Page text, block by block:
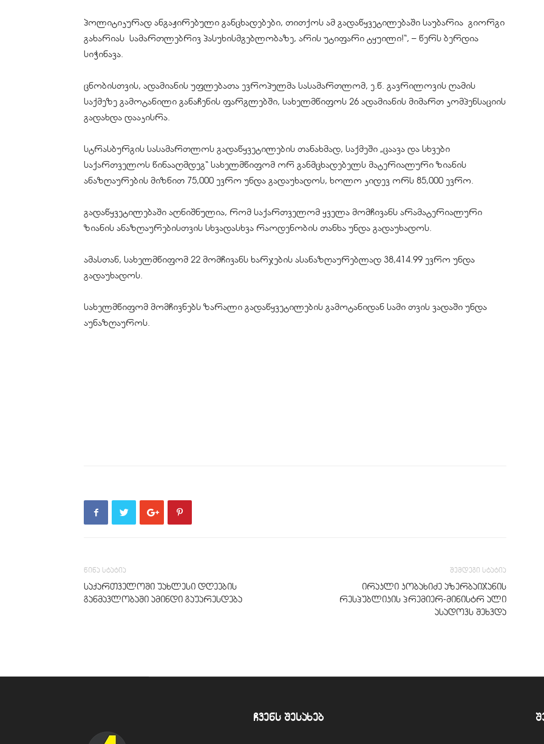
პოლიტიკურად ანგაჟირებული განცხადებები, თითქოს ამ გადაწყვეტილებაში საუბარია გიორგი
გახარიას სამართლებრივ პასუხისმგებლობაზე, არის უტიფარი ტყუილი!“, – წერს ბერდია
სიჭინავა.
ცნობისთვის, ადამიანის უფლებათა ევროპულმა სასამართლომ, ე.წ. გავრილოვის ღამის
საქმეზე გამოტანილი განაჩენის ფარგლებში, სახელმწიფოს 26 ადამიანის მიმართ კომპენსაციის
გადახდა დააკისრა.
სტრასბურგის სასამართლოს გადაწყვეტილების თანახმად, საქმეში „ცაავა და სხვები
საქართველოს წინააღმდეგ“ სახელმწიფომ ორ განმცხადებელს მატერიალური ზიანის
ანაზღაურების მიზნით 75,000 ევრო უნდა გადაუხადოს, ხოლო კიდევ ორს 85,000 ევრო.
გადაწყვეტილებაში აღნიშნულია, რომ საქართველომ ყველა მომჩივანს არამატერიალური
ზიანის ანაზღაურებისთვის სხვადასხვა რაოდენობის თანხა უნდა გადაუხადოს.
ამასთან, სახელმწიფომ 22 მომჩივანს ხარჯების ასანაზღაურებლად 38,414.99 ევრო უნდა
გადაუხადოს.
სახელმწიფომ მომჩივნებს ზარალი გადაწყვეტილების გამოტანიდან სამი თვის ვადაში უნდა
აუნაზღაუროს.
წინა სტატია
საქართველოში უახლესი დღეების
განმავლობაში ამინდი გაუარესდება
შემდეგი სტატია
ირაკლი კობახიძე აზერბაიჯანის
რესპუბლიკის პრემიერ-მინისტრ ალი
ასადოვს შეხვდა
ჩვენს შესახებ